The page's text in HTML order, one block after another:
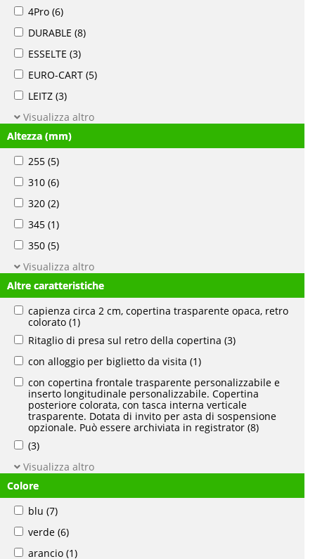
4Pro (6)
DURABLE (8)
ESSELTE (3)
EURO-CART (5)
LEITZ (3)
Visualizza altro
Altezza (mm)
255 (5)
310 (6)
320 (2)
345 (1)
350 (5)
Visualizza altro
Altre caratteristiche
capienza circa 2 cm, copertina trasparente opaca, retro
colorato (1)
Ritaglio di presa sul retro della copertina (3)
con alloggio per biglietto da visita (1)
con copertina frontale trasparente personalizzabile e
inserto longitudinale personalizzabile. Copertina
posteriore colorata, con tasca interna verticale
trasparente. Dotata di invito per asta di sospensione
opzionale. Può essere archiviata in registrator (8)
(3)
Visualizza altro
Colore
blu (7)
verde (6)
arancio (1)